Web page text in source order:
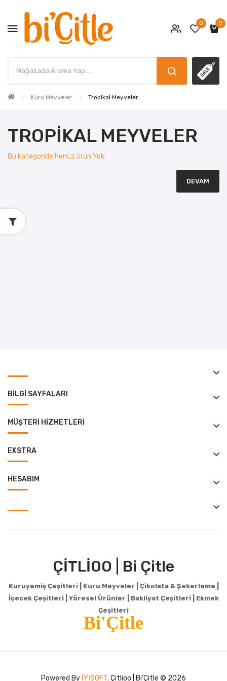
0 0
Kuru Meyveler Tropikal Meyveler
TROPIKAL MEYVELER
Bu kategoride henüz ürün Yok.
DEVAM
BILGI SAYFALARI
MÜŞTERI HIZMETLERI
EKSTRA
HESABIM
ÇİTLİOO | Bi Çitle
Kuruyemiş Çeşitleri | Kuru Meyveler | Çikolata & Şekerleme |
İçecek Çeşitleri | Yöresel Ürünler | Bakliyat Çeşitleri | Ekmek
Çeşitleri
Bi'Çitle
Powered By İYİSOFT. Çitlioo | Bi'Çitle © 2026